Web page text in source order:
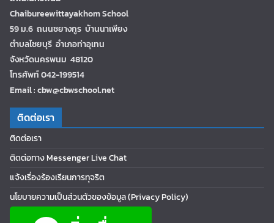
Chaibureewittayakhom School
59 ม.6 ถนนชยางกูร บ้านนาเพียง
ตำบลไชยบุรี อำเภอท่าอุเทน
จังหวัดนครพนม 48120
โทรศัพท์ 042-199514
Email : cbw@cbwschool.net
ติดต่อเรา
ติดต่อเรา
ติดต่อทาง Messenger Live Chat
แจ้งเรื่องร้องเรียนการทุจริต
นโยบายความเป็นส่วนตัวของข้อมูล (Privacy Policy)